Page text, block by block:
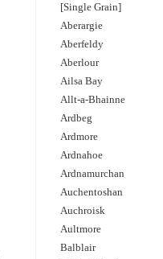
[Single Grain]
Aberargie
Aberfeldy
Aberlour
Ailsa Bay
Allt-a-Bhainne
Ardbeg
Ardmore
Ardnahoe
Ardnamurchan
Auchentoshan
Auchroisk
Aultmore
Balblair